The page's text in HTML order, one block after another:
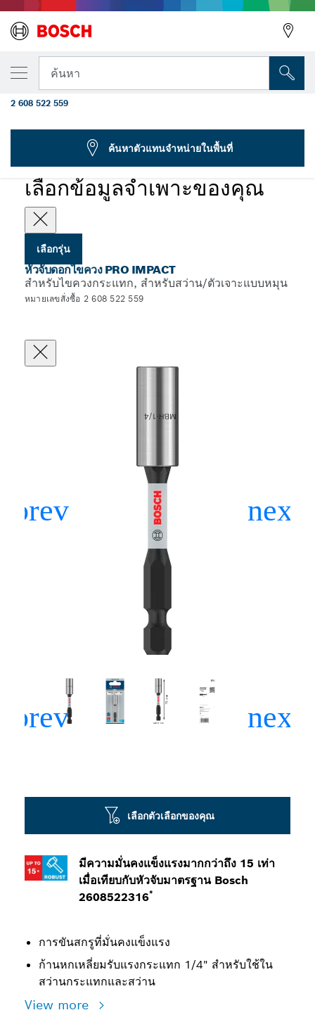
ค้นหา
เลือกข้อมูลจำเพาะของคุณ
เลือกรุ่น
หัวจับดอกไขควง PRO IMPACT
สำหรับไขควงกระแทก, สำหรับสว่าน/ตัวเจาะแบบหมุน
หมายเลขสั่งซื้อ 2 608 522 559
มีความมั่นคงแข็งแรงมากกว่าถึง 15 เท่า
เมื่อเทียบกับหัวจับมาตรฐาน Bosch
2608522316*
การขันสกรูที่มั่นคงแข็งแรง
ก้านหกเหลี่ยมรับแรงกระแทก 1/4" สำหรับใช้ใน
สว่านกระแทกและสว่าน
View more
เลือกตัวเลือกของคุณ
รุ่นที่คุณเลือก
หัวจับดอกไขควงแบบกระแทก PRO Standard
75 มม.
2 608 522 559
ค้นหาตัวแทนจำหน่ายในพื้นที่